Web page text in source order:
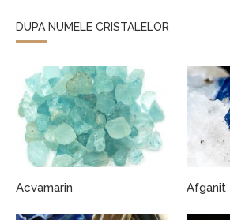
DUPA NUMELE CRISTALELOR
Acvamarin Afganit